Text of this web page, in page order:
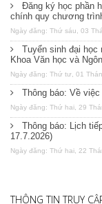
Đăng ký học phần
chính quy chương
Ngày đăng: Thứ sáu, 03
Tuyển sinh đại học
Khoa Văn học và
Ngày đăng: Thứ tư, 01
Thông báo: Về
Ngày đăng: Thứ hai, 29
Thông báo: Lịch
17.7.2026)
Ngày đăng: Thứ hai, 22
THÔNG TIN TRUY